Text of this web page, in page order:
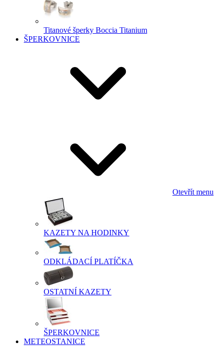
Titanové šperky Boccia Titanium
ŠPERKOVNICE
Otevřít menu
KAZETY NA HODINKY
ODKLÁDACÍ PLATÍČKA
OSTATNÍ KAZETY
ŠPERKOVNICE
METEOSTANICE